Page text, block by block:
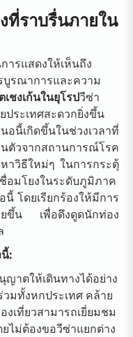
ที่ราบรื่นภายใน
ารแสดงให้เห็นถึง
บูรณาการและความ
ชงเก้นในยุโรปวีซ่า
ประเทศสะดวกยิ่งขึ้น
อนี้เกิดขึ้นในช่วงเวลาที่
ตัวจากสถานการณ์โรค
าวิธีใหม่ๆ ในการกระตุ้
อมโยงในระดับภูมิภาค
โดยเรียกร้องให้มีการ
ายขึ้น เพื่อดึงดูดนักท่อง
:
ญาตให้เดินทางได้อย่าง
วมทั้งหกประเทศ คล้าย
งเที่ยวสามารถเยี่ยมชม
ไม่ต้องขอวีซ่าแยกต่าง